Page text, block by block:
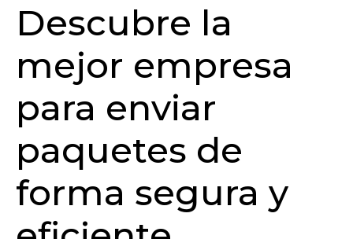
Descubre la
mejor empresa
para enviar
paquetes de
forma segura y